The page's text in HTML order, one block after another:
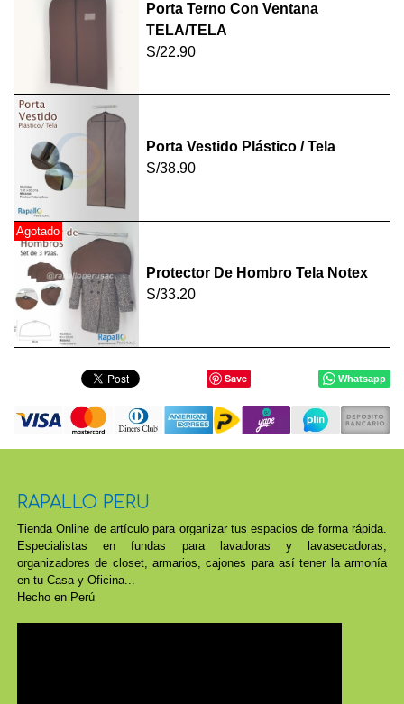
Porta Terno Con Ventana
TELA/TELA
S/22.90
Porta Vestido Plástico / Tela
S/38.90
Agotado
Protector De Hombro Tela Notex
S/33.20
Save Whatsapp
RAPALLO PERU
Tienda Online de artículo para organizar tus espacios de forma rápida.
Especialistas en fundas para lavadoras y lavasecadoras,
organizadores de closet, armarios, cajones para así tener la armonía
en tu Casa y Oficina...
Hecho en Perú